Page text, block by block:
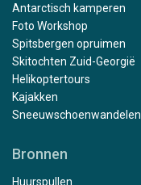
Antarctisch kamperen
Foto Workshop
Spitsbergen opruimen
Skitochten Zuid-Georgië
Helikoptertours
Kajakken
Sneeuwschoenwandelen
Bronnen
Huurspullen